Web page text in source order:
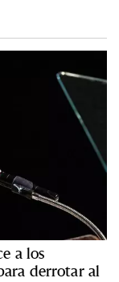
a los
derrotar al